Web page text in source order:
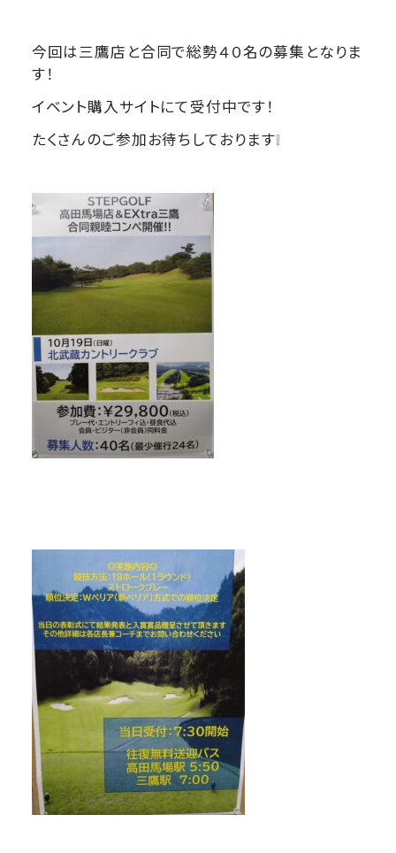
今回は三鷹店と合同で総勢４０名の募集となりま
す！
イベント購入サイトにて受付中です！
たくさんのご参加お待ちしております❕